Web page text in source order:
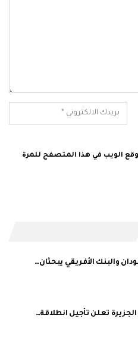
الويب في هذا المتصفح للمرة
والبنك الأفريقي يبحثان…
الجزيرة تعلن تأجيل انطلاقة…